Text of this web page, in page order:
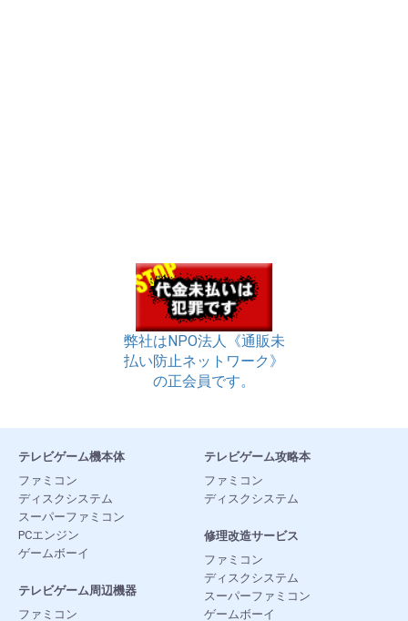
弊社はNPO法人《通販未
払い防止ネットワーク》
の正会員です。
テレビゲーム機本体
ファミコン
ディスクシステム
スーパーファミコン
PCエンジン
ゲームボーイ
テレビゲーム周辺機器
ファミコン
テレビゲーム攻略本
ファミコン
ディスクシステム
修理改造サービス
ファミコン
ディスクシステム
スーパーファミコン
ゲームボーイ